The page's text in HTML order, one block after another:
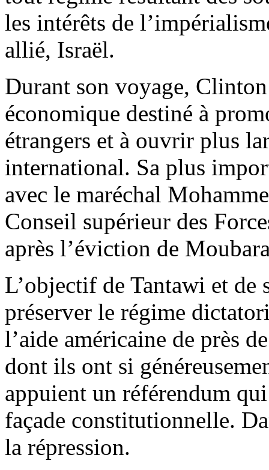
les intérêts de
allié, Israël.
Durant son voyage,
économique destiné à
étrangers et à ouvrir plus
international. Sa plus
avec le maréchal
Conseil supérieur des
après l’éviction de
L’objectif de Tantawi et de
préserver le régime
l’aide américaine de près
dont ils ont si
appuient un référendum
façade constitutionnelle.
la répression.